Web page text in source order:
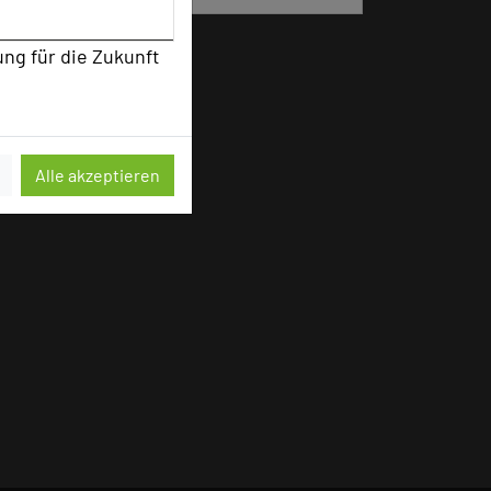
für die Zukunft
Alle akzeptieren